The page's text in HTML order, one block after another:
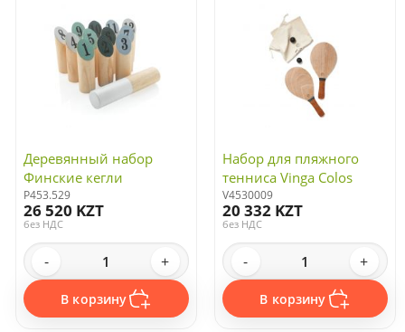
Деревянный набор
Финские кегли
P453.529
26 520 KZT
без НДС
- +
В корзину
Набор для пляжного
тенниса Vinga Colos
V4530009
20 332 KZT
без НДС
- +
В корзину